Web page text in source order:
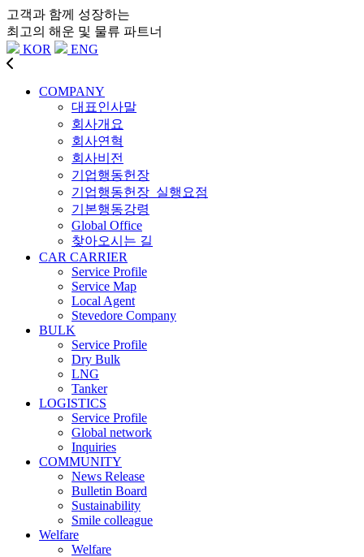
고객과 함께 성장하는
최고의 해운 및 물류 파트너
KOR
ENG
COMPANY
대표인사말
회사개요
회사연혁
회사비전
기업행동헌장
기업행동헌장_실행요점
기본행동강령
Global Office
찾아오시는 길
CAR CARRIER
Service Profile
Service Map
Local Agent
Stevedore Company
BULK
Service Profile
Dry Bulk
LNG
Tanker
LOGISTICS
Service Profile
Global network
Inquiries
COMMUNITY
News Release
Bulletin Board
Sustainability
Smile colleague
Welfare
Welfare